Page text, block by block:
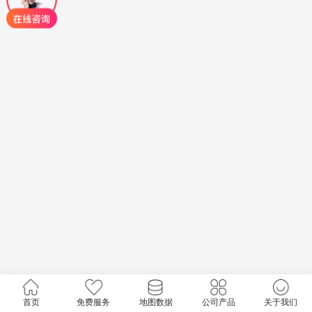
首页 免费服务 地图数据 公司产品 关于我们